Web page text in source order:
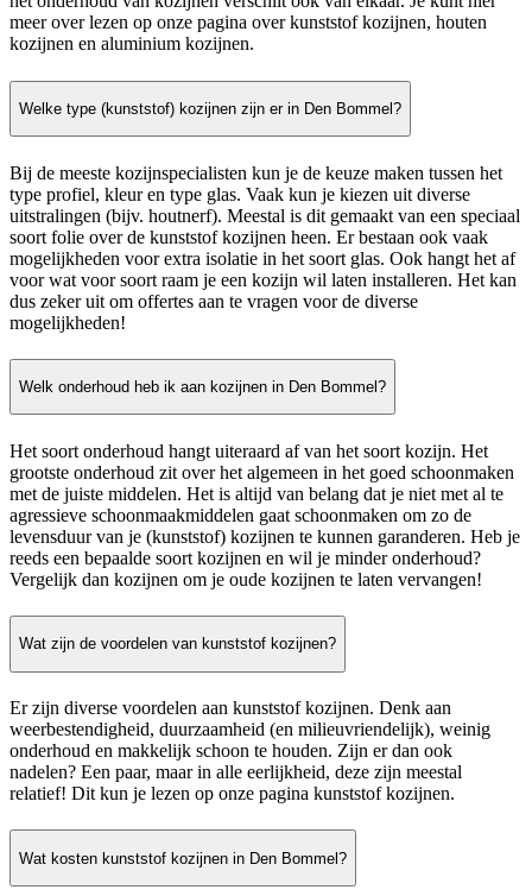
meer over lezen op onze pagina over kunststof kozijnen, houten
kozijnen en aluminium kozijnen.
Welke type (kunststof) kozijnen zijn er in Den Bommel?
Bij de meeste kozijnspecialisten kun je de keuze maken tussen het
type profiel, kleur en type glas. Vaak kun je kiezen uit diverse
uitstralingen (bijv. houtnerf). Meestal is dit gemaakt van een speciaal
soort folie over de kunststof kozijnen heen. Er bestaan ook vaak
mogelijkheden voor extra isolatie in het soort glas. Ook hangt het af
voor wat voor soort raam je een kozijn wil laten installeren. Het kan
dus zeker uit om offertes aan te vragen voor de diverse
mogelijkheden!
Welk onderhoud heb ik aan kozijnen in Den Bommel?
Het soort onderhoud hangt uiteraard af van het soort kozijn. Het
grootste onderhoud zit over het algemeen in het goed schoonmaken
met de juiste middelen. Het is altijd van belang dat je niet met al te
agressieve schoonmaakmiddelen gaat schoonmaken om zo de
levensduur van je (kunststof) kozijnen te kunnen garanderen. Heb je
reeds een bepaalde soort kozijnen en wil je minder onderhoud?
Vergelijk dan kozijnen om je oude kozijnen te laten vervangen!
Wat zijn de voordelen van kunststof kozijnen?
Er zijn diverse voordelen aan kunststof kozijnen. Denk aan
weerbestendigheid, duurzaamheid (en milieuvriendelijk), weinig
onderhoud en makkelijk schoon te houden. Zijn er dan ook
nadelen? Een paar, maar in alle eerlijkheid, deze zijn meestal
relatief! Dit kun je lezen op onze pagina kunststof kozijnen.
Wat kosten kunststof kozijnen in Den Bommel?